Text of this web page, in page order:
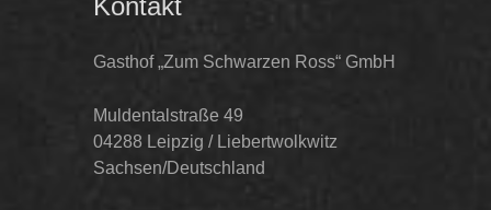
Kontakt
Gasthof „Zum Schwarzen Ross“ GmbH
Muldentalstraße 49
04288 Leipzig / Liebertwolkwitz
Sachsen/Deutschland